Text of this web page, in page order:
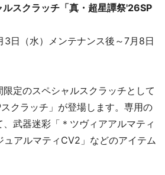
スクラッチ「真・超星譚祭'26SP
日（水）メンテナンス後～7月8日
定のスペシャルスクラッチとして
クラッチ」が登場します。専用の
武器迷彩「＊ツヴィアアルマティ
アルマティCV2」などのアイテム